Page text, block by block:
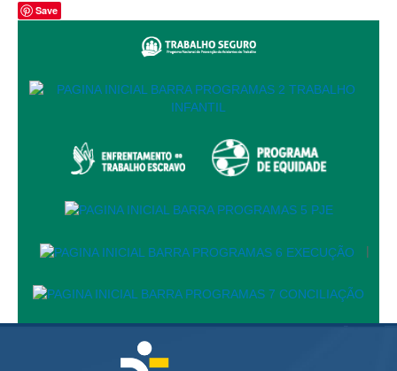
Leilão Público
META 9 do CNJ
Plantão Judiciário
Portal Conciliação
grau
Perguntas Frequentes
Save
|